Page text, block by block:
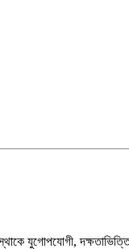
যুগোপযোগী,